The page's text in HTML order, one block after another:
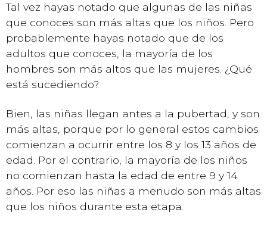
Tal vez hayas notado que algunas de las niñas
que conoces son más altas que los niños. Pero
probablemente hayas notado que de los
adultos que conoces, la mayoría de los
hombres son más altos que las mujeres. ¿Qué
está sucediendo?
Bien, las niñas llegan antes a la pubertad, y son
más altas, porque por lo general estos cambios
comienzan a ocurrir entre los 8 y los 13 años de
edad. Por el contrario, la mayoría de los niños
no comienzan hasta la edad de entre 9 y 14
años. Por eso las niñas a menudo son más altas
que los niños durante esta etapa.